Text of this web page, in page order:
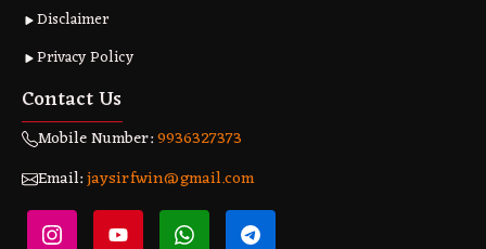
Disclaimer
Privacy Policy
Contact Us
Mobile Number:9936327373
Email:jaysirfwin@gmail.com